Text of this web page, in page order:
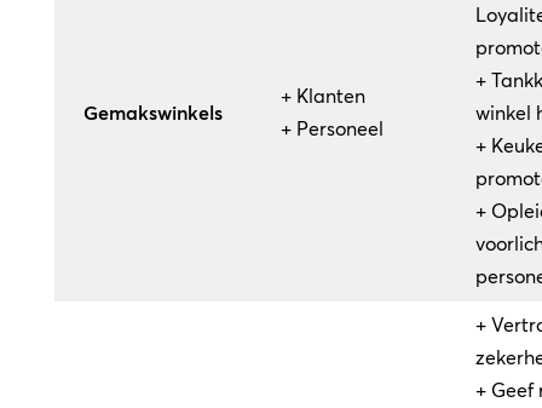
Gemakswinkels
+ Klanten
+ Personeel
+
winkel
+
+
+
+ Geef